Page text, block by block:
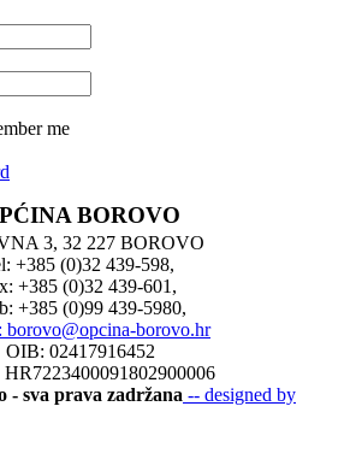
me
BOROVO
3, 32 227 BOROVO
+385 (0)32 439-598,
+385 (0)32 439-601,
+385 (0)99 439-5980,
borovo@opcina-borovo.hr
OIB: 02417916452
- sva prava zadržana -- designed by